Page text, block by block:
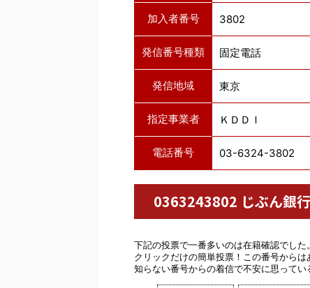
加入者番号 3802
発信番号種類 固定電話
発信地域 東京
指定事業者 ＫＤＤＩ
電話番号 03-6324-3802
0363243802 じぶん銀
下記の投票で一番多いのは在籍確認でした。
クリックだけの簡単投票！この番号から
知らない番号からの着信で不安に思ってい